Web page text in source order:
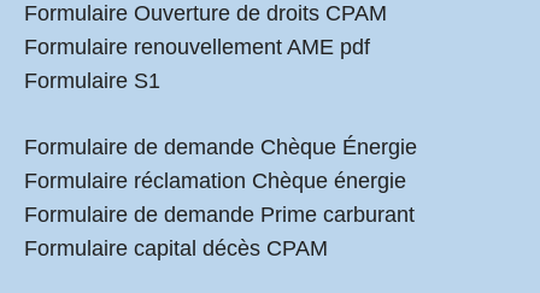
Formulaire Ouverture de droits CPAM
Formulaire renouvellement AME pdf
Formulaire S1
Formulaire de demande Chèque Énergie
Formulaire réclamation Chèque énergie
Formulaire de demande Prime carburant
Formulaire capital décès CPAM